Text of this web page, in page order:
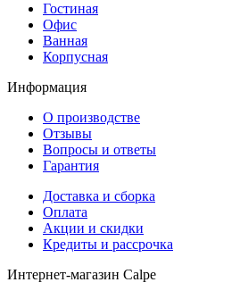
Гостиная
Офис
Ванная
Корпусная
Информация
О производстве
Отзывы
Вопросы и ответы
Гарантия
Доставка и сборка
Оплата
Акции и скидки
Кредиты и рассрочка
Интернет-магазин Calpe